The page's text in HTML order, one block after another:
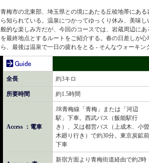
青梅市の北東部、埼玉県との境にあたる丘稜地帯にあ
ら知られている。温泉につかってゆっくり休み、美味
般的な楽しみ方だが、今回のコースでは、岩蔵周辺に
を最終地点とするルートをご紹介する。春の日差しが
ら、最後は温泉で一日の疲れをとる - そんなウォーキン
全長 約3キロ
所要時間 約1.5時間
Access ：電車
JR青梅線「青梅」または「河辺
駅」下車。西武バス（飯能駅行
き）、又は都営バス（上成木、小曽
木廻り行き）で約30分。東京炭鉱前
下車
新宿方面より青梅街道経由で約2時